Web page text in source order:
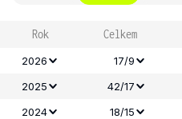
Rok Celkem
2026 17/9
2025
42/17
2024
18/15